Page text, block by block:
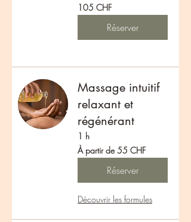
105
francs
suisses
105 CHF
Réserver
Massage intuitif
relaxant et
régénérant
1 h
À
partir
de
À partir de 55 CHF
Réserver
Découvrir les formules